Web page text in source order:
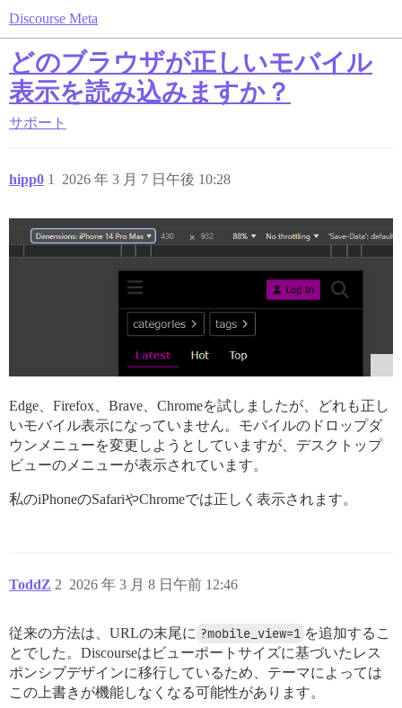
Discourse Meta
どのブラウザが正しいモバイル
表示を読み込みますか？
サポート
hipp0 2026 年 3 月 7 日午後 10:28
1
Edge、Firefox、Brave、Chromeを試しましたが、どれも正し
いモバイル表示になっていません。モバイルのドロップダ
ウンメニューを変更しようとしていますが、デスクトップ
ビューのメニューが表示されています。
私のiPhoneのSafariやChromeでは正しく表示されます。
ToddZ 2026 年 3 月 8 日午前 12:46
2
従来の方法は、URLの末尾に ?mobile_view=1 を追加するこ
とでした。Discourseはビューポートサイズに基づいたレス
ポンシブデザインに移行しているため、テーマによっては
この上書きが機能しなくなる可能性があります。